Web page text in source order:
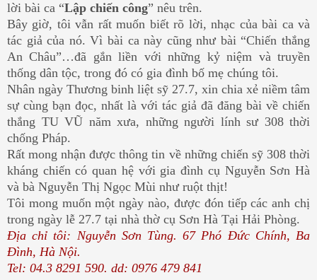
lời bài ca “Lập chiến công” nêu trên.
Bây giờ, tôi vẫn rất muốn biết rõ lời, nhạc của bài ca và
tác giả của nó. Vì bài ca này cũng như bài “Chiến thắng
An Châu”…đã gắn liền với những kỷ niệm và truyền
thống dân tộc, trong đó có gia đình bố mẹ chúng tôi.
Nhân ngày Thương binh liệt sỹ 27.7, xin chia xẻ niềm tâm
sự cùng bạn đọc, nhất là với tác giả đã đăng bài về chiến
thắng TU VŨ năm xưa, những người lính sư 308 thời
chống Pháp.
Rất mong nhận được thông tin về những chiến sỹ 308 thời
kháng chiến có quan hệ với gia đình cụ Nguyễn Sơn Hà
và bà Nguyễn Thị Ngọc Mùi như ruột thịt!
Tôi mong muốn một ngày nào, được đón tiếp các anh chị
trong ngày lễ 27.7 tại nhà thờ cụ Sơn Hà Tại Hải Phòng.
Địa chỉ tôi: Nguyễn Sơn Tùng. 67 Phó Đức Chính, Ba
Đình, Hà Nội.
Tel: 04.3 8291 590. dd: 0976 479 841